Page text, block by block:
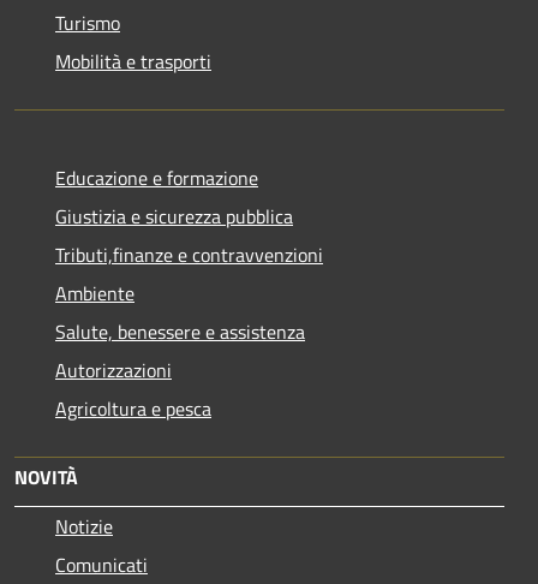
Turismo
Mobilità e trasporti
Educazione e formazione
Giustizia e sicurezza pubblica
Tributi,finanze e contravvenzioni
Ambiente
Salute, benessere e assistenza
Autorizzazioni
Agricoltura e pesca
NOVITÀ
Notizie
Comunicati